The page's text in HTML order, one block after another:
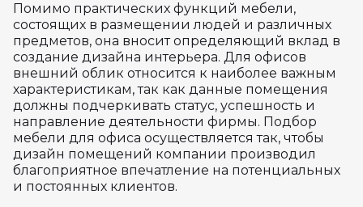
Помимо практических функций мебели,
состоящих в размещении людей и различных
предметов, она вносит определяющий вклад в
создание дизайна интерьера. Для офисов
внешний облик относится к наиболее важным
характеристикам, так как данные помещения
должны подчеркивать статус, успешность и
направление деятельности фирмы. Подбор
мебели для офиса осуществляется так, чтобы
дизайн помещений компании производил
благоприятное впечатление на потенциальных
и постоянных клиентов.